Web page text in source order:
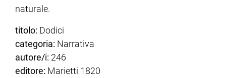
naturale.
titolo: Dodici
categoria: Narrativa
autore/i: 246
editore: Marietti 1820